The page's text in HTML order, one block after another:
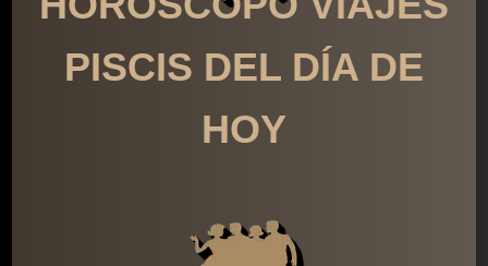
PISCIS DEL DÍA DE
HOY